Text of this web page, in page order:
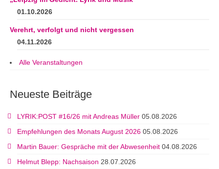
01.10.2026
Verehrt, verfolgt und nicht vergessen
04.11.2026
Alle Veranstaltungen
Neueste Beiträge
LYRIK:POST #16/26 mit Andreas Müller 05.08.2026
Empfehlungen des Monats August 2026 05.08.2026
Martin Bauer: Gespräche mit der Abwesenheit 04.08.2026
Helmut Blepp: Nachsaison 28.07.2026